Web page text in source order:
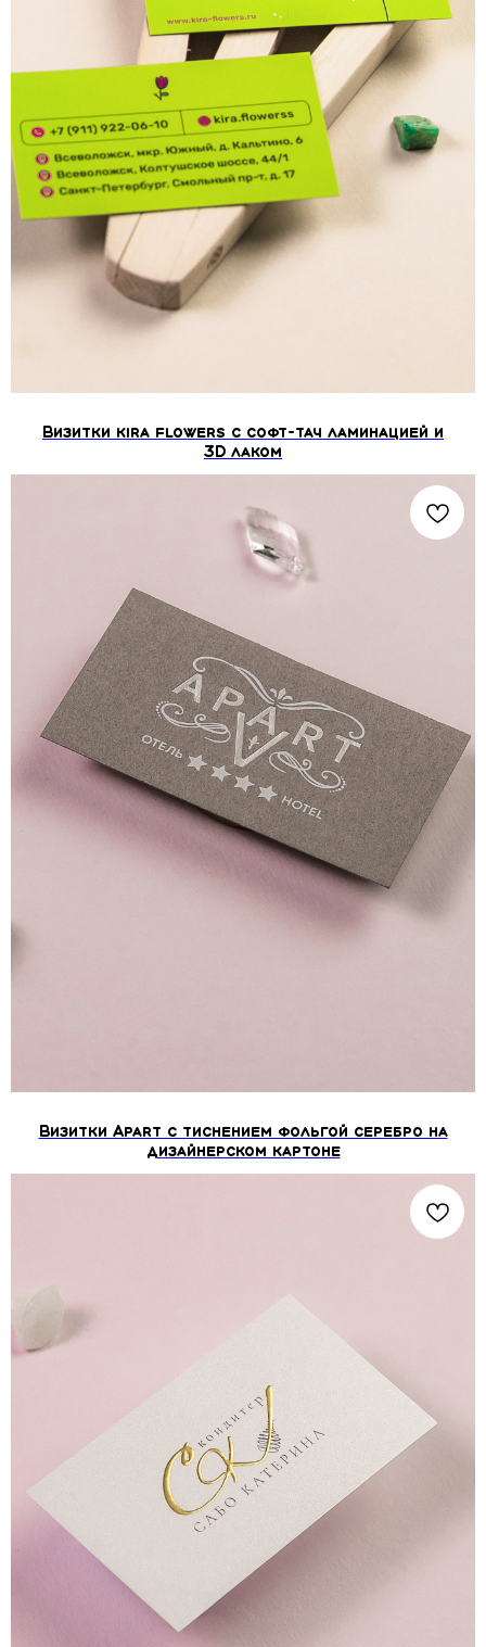
Визитки kira flowers с софт-тач ламинацией и
3D лаком
Визитки Apart c тиснением фольгой серебро на
дизайнерском картоне